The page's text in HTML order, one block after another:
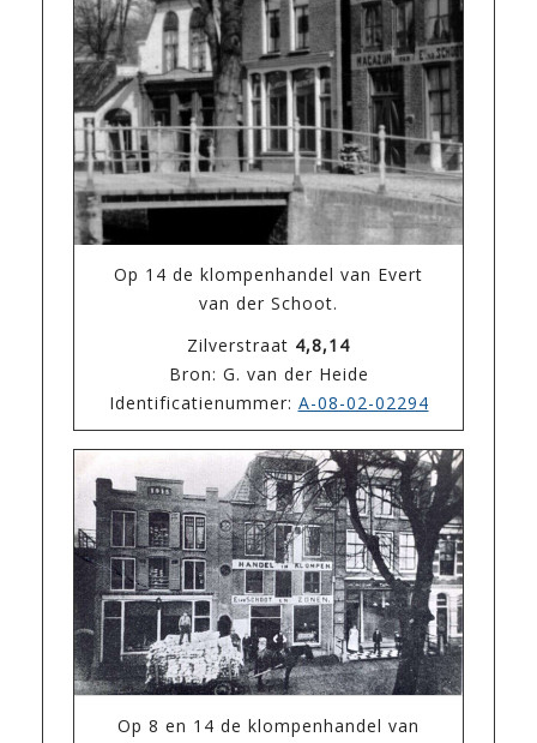
Op 14 de klompenhandel van Evert
van der Schoot.
Zilverstraat 4,8,14
Bron: G. van der Heide
Identificatienummer: A-08-02-02294
Op 8 en 14 de klompenhandel van